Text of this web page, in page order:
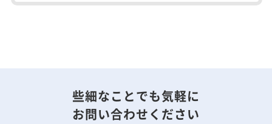
些細なことでも気軽に
お問い合わせください